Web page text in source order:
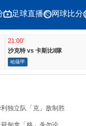
足球直播 网球比分
21:00'
沙克特 vs 卡斯比II隊
哈薩甲
独立队「克」敌制胜